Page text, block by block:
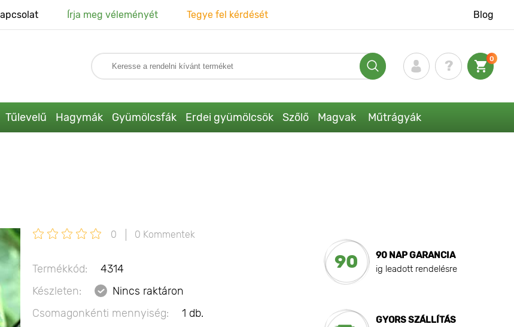
Írja meg véleményét Tegye fel kérdését Blog
0
Tűlevelű Hagymák Gyümölcsfák Erdei gyümölcsök Szőlő Magvak Műtrágyák
0 0 Kommentek
Termékkód:
4314
Készleten:
Nincs raktáron
Csomagonkénti mennyiség:
1 db.
90
90 NAP GARANCIA
ig leadott rendelésre
GYORS SZÁLLÍTÁS